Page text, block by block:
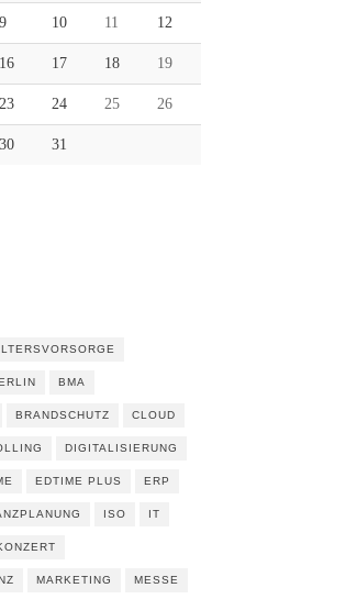
9 10 11 12
16 17 18 19
23 24 25 26
30 31
BMA
BRANDSCHUTZ CLOUD
DIGITALISIERUNG
EDTIME PLUS ERP
ISO IT
MARKETING MESSE